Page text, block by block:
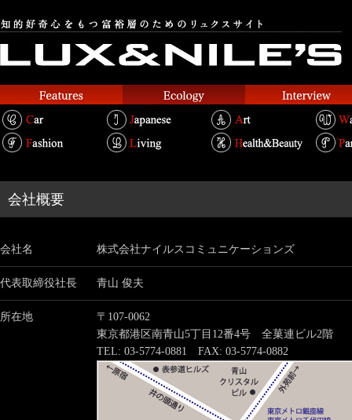
会社概要
会社名 株式会社ナイルスコミュニケーションズ
代表取締役社長 青山 俊夫
所在地
〒107-0062
東京都港区南青山5丁目12番4号 全菓連ビル2階
TEL: 03-5774-0881 FAX: 03-5774-0882